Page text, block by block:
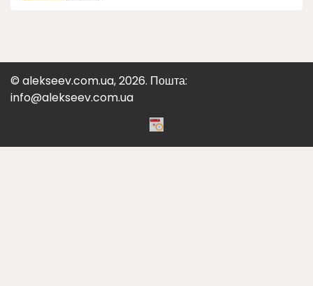
© alekseev.com.ua, 2026. Пошта:
info@alekseev.com.ua